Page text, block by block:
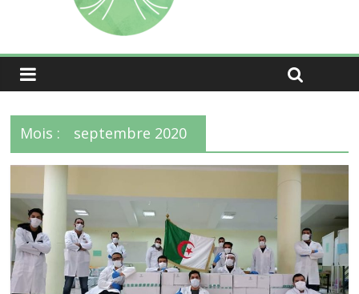
Mois : septembre 2020